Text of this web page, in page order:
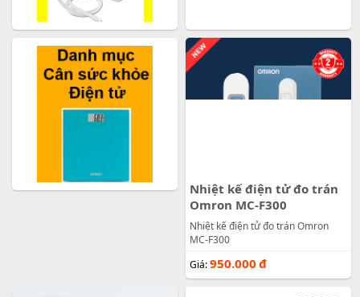
Nhiệt kế điện tử đo trán
Omron MC-F300
Nhiệt kế điện tử đo trán Omron
MC-F300
Giá:950.000 đ